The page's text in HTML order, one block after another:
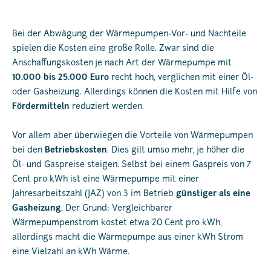
Bei der Abwägung der Wärmepumpen-Vor- und Nachteile
spielen die Kosten eine große Rolle. Zwar sind die
Anschaffungskosten je nach Art der Wärmepumpe mit
10.000 bis 25.000 Euro recht hoch, verglichen mit einer Öl-
oder Gasheizung. Allerdings können die Kosten mit Hilfe von
Fördermitteln reduziert werden.
Vor allem aber überwiegen die Vorteile von Wärmepumpen
bei den Betriebskosten. Dies gilt umso mehr, je höher die
Öl- und Gaspreise steigen. Selbst bei einem Gaspreis von 7
Cent pro kWh ist eine Wärmepumpe mit einer
Jahresarbeitszahl (JAZ) von 3 im Betrieb günstiger als eine
Gasheizung. Der Grund: Vergleichbarer
Wärmepumpenstrom kostet etwa 20 Cent pro kWh,
allerdings macht die Wärmepumpe aus einer kWh Strom
eine Vielzahl an kWh Wärme.